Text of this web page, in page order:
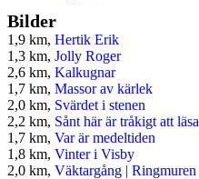
Bilder
1,9 km, Hertik Erik
1,3 km, Jolly Roger
2,6 km, Kalkugnar
1,7 km, Massor av kärlek
2,0 km, Svärdet i stenen
2,2 km, Sånt här är tråkigt att läsa
1,7 km, Var är medeltiden
1,8 km, Vinter i Visby
2,0 km, Väktargång | Ringmuren